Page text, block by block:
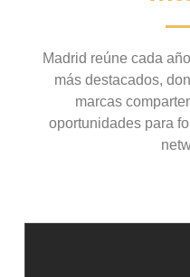
Madrid reúne cada
más destacados,
marcas
oportunidades para